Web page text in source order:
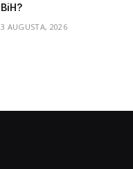
BiH?
3 AUGUSTA, 2026